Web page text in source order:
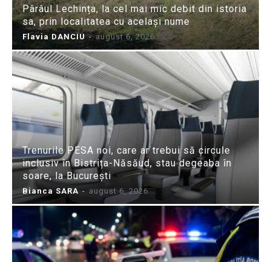
Pârâul Lechința, la cel mai mic debit din istoria
sa, prin localitatea cu același nume
Flavia DANCIU - august 6, 2026
Trenurile PESA noi, care ar trebui să circule
inclusiv în Bistrița-Năsăud, stau degeaba în
soare, la București
Bianca SARA - august 6, 2026